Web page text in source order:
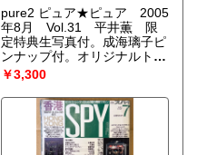
pure2 ピュア★ピュア 2005
年8月 Vol.31 平井薫 限
定特典生写真付。成海璃子ピ
ンナップ付。オリジナルトレ
カ未開封。橋本甜歌(てんち
む)・飯田里穂・天野莉絵・
彩月貴央・志保・北乃きい・
一木有海・村田ちひろ・川原
真琴 など
￥3,300